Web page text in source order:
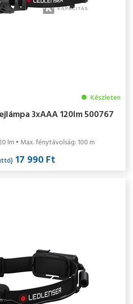
Készleten
3xAAA 120lm 500767
lm • Max. fénytávolság: 100 m
17 990 Ft